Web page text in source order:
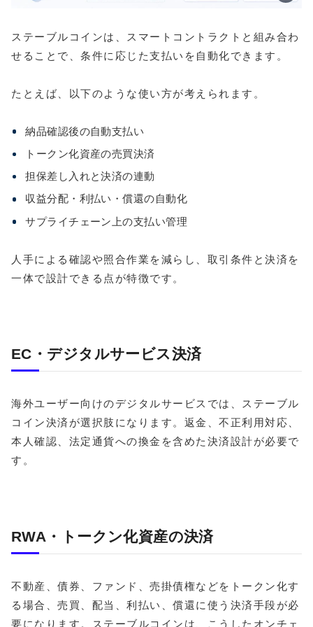
ステーブルコインは、スマートコントラクトと組み合わ
せることで、条件に応じた支払いを自動化できます。
たとえば、以下のような使い方が考えられます。
納品確認後の自動支払い
トークン化資産の売買決済
担保差し入れと決済の連動
収益分配・利払い・償還の自動化
サプライチェーン上の支払い管理
人手による確認や照合作業を減らし、取引条件と決済を
一体で設計できる点が特徴です。
EC・デジタルサービス決済
海外ユーザー向けのデジタルサービスでは、ステーブル
コイン決済が選択肢になります。返金、不正利用対応、
本人確認、法定通貨への換金を含めた決済設計が必要で
す。
RWA・トークン化資産の決済
不動産、債券、ファンド、売掛債権などをトークン化す
る場合、売買、配当、利払い、償還に使う決済手段が必
要になります。ステーブルコインは、こうしたオンチェ